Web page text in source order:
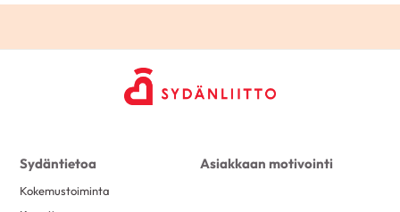
Sydäntietoa
Kokemustoiminta
Asiakkaan motivointi